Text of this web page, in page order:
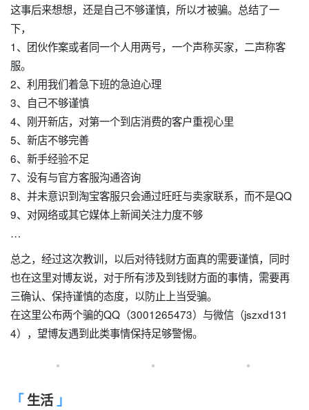
这事后来想想，还是自己不够谨慎，所以才被骗。总结了一
下，
1、团伙作案或者同一个人用两号，一个声称买家，二声称客
服。
2、利用我们着急下班的急迫心理
3、自己不够谨慎
4、刚开新店，对第一个到店消费的客户重视心里
5、新店不够完善
6、新手经验不足
7、没有与官方客服沟通咨询
8、并未意识到淘宝客服只会通过旺旺与卖家联系，而不是QQ
9、对网络或其它媒体上新闻关注力度不够
…
总之，经过这次教训，以后对待钱财方面真的需要谨慎，同时
也在这里对博友说，对于所有涉及到钱财方面的事情，需要再
三确认、保持谨慎的态度，以防止上当受骗。
在这里公布两个骗的QQ（3001265473）与微信（jszxd131
4），望博友遇到此类事情保持足够警惕。
生活